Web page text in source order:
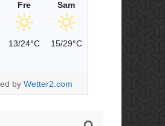
Fre
13/24°C
Sam
15/29°C
by Wetter2.com